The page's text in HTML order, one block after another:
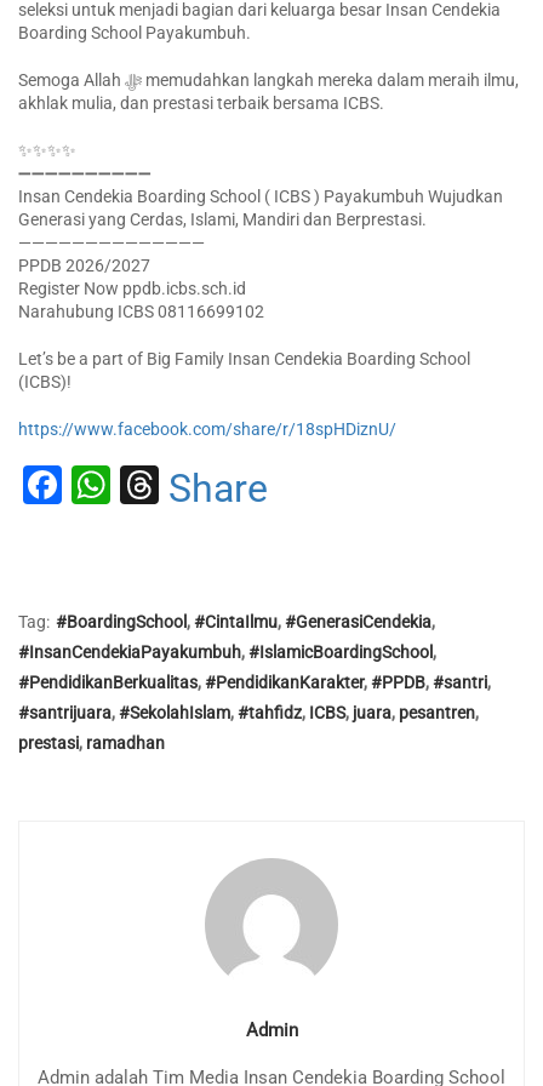
seleksi untuk menjadi bagian dari keluarga besar Insan Cendekia
Boarding School Payakumbuh.
Semoga Allah ﷻ memudahkan langkah mereka dalam meraih ilmu,
akhlak mulia, dan prestasi terbaik bersama ICBS.
✨✨✨✨
➖➖➖➖➖➖➖➖➖➖
Insan Cendekia Boarding School ( ICBS ) Payakumbuh Wujudkan
Generasi yang Cerdas, Islami, Mandiri dan Berprestasi.
——————————————
PPDB 2026/2027
Register Now ppdb.icbs.sch.id
Narahubung ICBS 08116699102
Let’s be a part of Big Family Insan Cendekia Boarding School
(ICBS)!
https://www.facebook.com/share/r/18spHDiznU/
Facebook
WhatsApp
Threads
Share
Tag: #BoardingSchool ,#CintaIlmu,#GenerasiCendekia,
#InsanCendekiaPayakumbuh,#IslamicBoardingSchool ,
#PendidikanBerkualitas,#PendidikanKarakter,#PPDB,#santri,
#santrijuara,#SekolahIslam,#tahfidz, ICBS, juara, pesantren,
prestasi, ramadhan
Admin
Admin adalah Tim Media Insan Cendekia Boarding School